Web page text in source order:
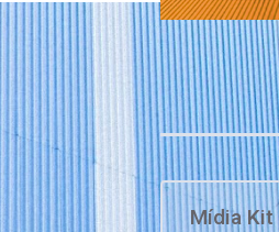
Mídia Kit